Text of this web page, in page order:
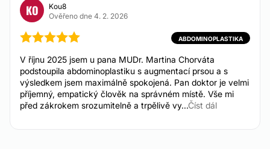
Odstranění xantelazmat
Vlasová mezoterapie
INTÍMNA CHIRURGIA
KO
Kou8
Ověřeno dne 4. 2. 2026
ABDOMINOPLASTIKA
V říjnu 2025 jsem u pana MUDr. Martina Chorváta
podstoupila abdominoplastiku s augmentací prsou a s
výsledkem jsem maximálně spokojená. Pan doktor je velmi
příjemný, empatický člověk na správném místě. Vše mi
před zákrokem srozumitelně a trpělivě vy...Číst dál